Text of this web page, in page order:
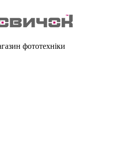
фототехніки